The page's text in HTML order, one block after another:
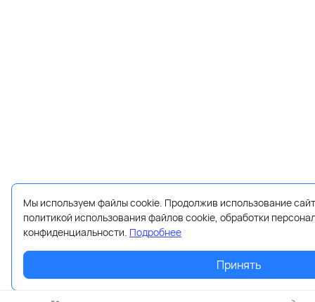
Мы используем файлы cookie. Продолжив использование
политикой использования файлов cookie, обработки
конфиденциальности. Подробнее
Принять